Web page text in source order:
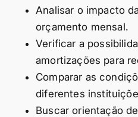
Analisar o impacto
orçamento mensal.
Verificar a
amortizações para
Comparar as
diferentes
Buscar orientação